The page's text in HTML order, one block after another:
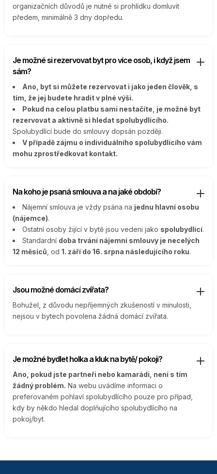
organizačních důvodů je nutné si prohlídku domluvit
předem, minimálně 3 dny dopředu.
Je možné si rezervovat byt pro více osob, i když jsem
sám?
Ano, byt si můžete rezervovat i jako jeden člověk, s
tím, že jej budete hradit v plné výši.
Pokud na celou platbu sami nestačíte, je možné byt
rezervovat a aktivně si hledat spolubydlícího.
Spolubydlící bude do smlouvy dopsán později.
V případě zájmu o individuálního spolubydlícího vám
mohu zprostředkovat kontakt.
Na koho je psaná smlouva a na jaké období?
Nájemní smlouva je vždy psána na jednu hlavní osobu
(nájemce).
Ostatní osoby žijící v bytě jsou vedeni jako spolubydlící.
Standardní doba trvání nájemní smlouvy je necelých
12 měsíců , od 1. září do 16. srpna následujícího roku.
Jsou možné domácí zvířata?
Bohužel, z důvodu nepříjemných zkušeností v minulosti,
nejsou v bytech povolena žádná domácí zvířata.
Je možné bydlet holka a kluk na bytě/ pokoji?
Ano, pokud jste partneři nebo kamarádi, není s tím
žádný problém. Na webu uvádíme informaci o
preferovaném pohlaví spolubydlícího pouze pro případ,
kdy by někdo hledal doplňujícího spolubydlícího na
pokoj/byt.